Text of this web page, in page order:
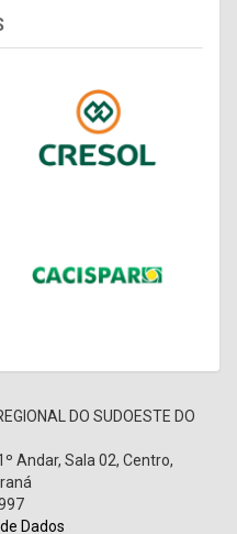
DO SUDOESTE DO
Andar, Sala 02, Centro,
Dados